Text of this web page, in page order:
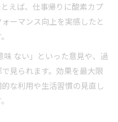
えば、仕事帰りに酸素カプ
ーマンス向上を実感したと
ない」といった意見や、過
見られます。効果を最大限
な利用や生活習慣の見直し